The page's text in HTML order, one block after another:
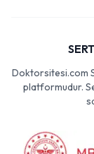
Doktorsitesi.com
platformudur.